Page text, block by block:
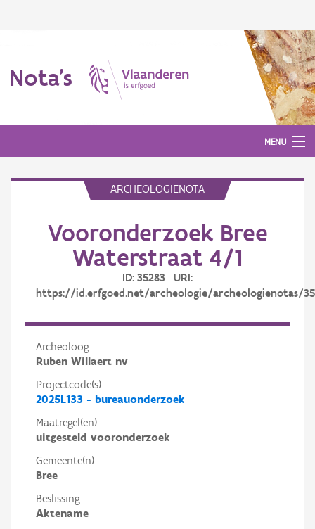
Nota's
MENU
Aanmelden
ARCHEOLOGIENOTA
Vooronderzoek Bree
Waterstraat 4/1
ID: 35283 URI:
https://id.erfgoed.net/archeologie/archeologienotas/
Archeoloog
Ruben Willaert nv
Projectcode(s)
2025L133 - bureauonderzoek
Maatregel(en)
uitgesteld vooronderzoek
Gemeente(n)
Bree
Beslissing
Aktename